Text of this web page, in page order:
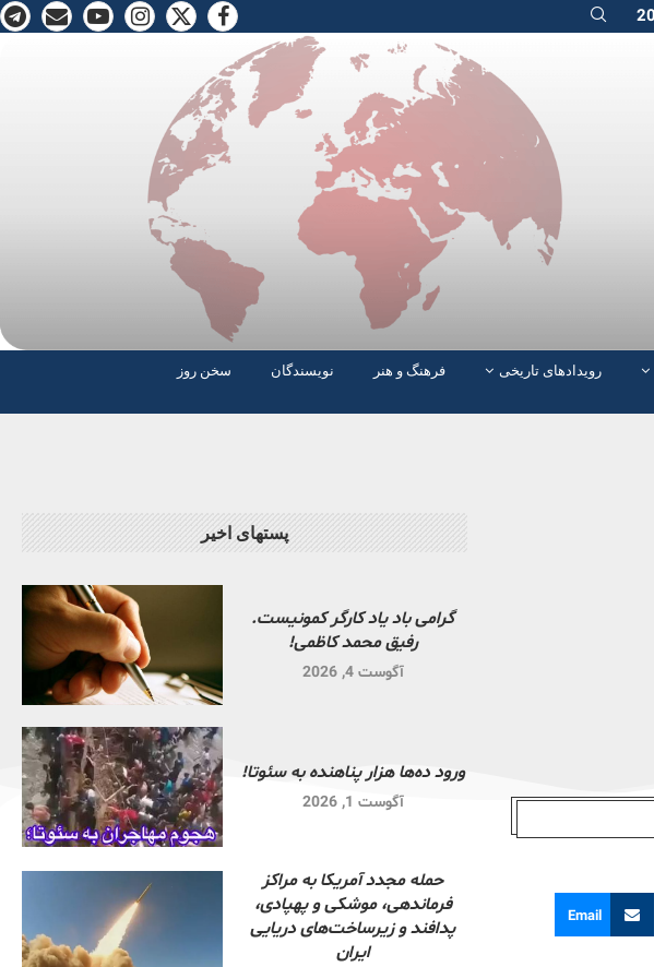
رویدادهای تاریخی فرهنگ و هنر نویسندگان
سخن روز
Email
پستهای اخیر
گرامی باد یاد کارگر کمونیست.
رفیق محمد کاظمی!
آگوست 4, 2026
ورود ده‌ها هزار پناهنده به سئوتا!
آگوست 1, 2026
حمله مجدد آمریکا به مراکز
فرماندهی، موشکی و پهپادی،
پدافند و زیرساخت‌های دریایی
ایران